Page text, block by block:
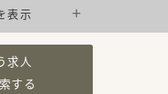
表示
求人
する